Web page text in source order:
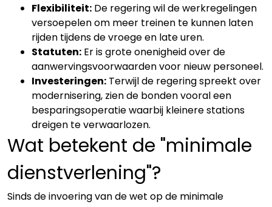
Flexibiliteit: De regering wil de werkregelingen
versoepelen om meer treinen te kunnen laten
rijden tijdens de vroege en late uren.
Statuten: Er is grote onenigheid over de
aanwervingsvoorwaarden voor nieuw personeel.
Investeringen: Terwijl de regering spreekt over
modernisering, zien de bonden vooral een
besparingsoperatie waarbij kleinere stations
dreigen te verwaarlozen.
Wat betekent de "minimale
dienstverlening"?
Sinds de invoering van de wet op de minimale